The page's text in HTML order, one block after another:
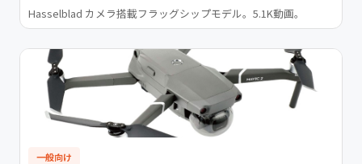
Hasselblad カメラ搭載フラッグシップモデル。5.1K動画。
一般向け